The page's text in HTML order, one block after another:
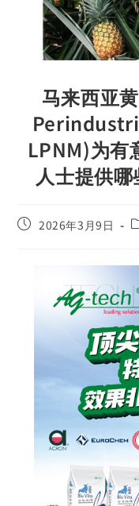
马来西亚
LPNM)为有
人士提供
2026年3月9日